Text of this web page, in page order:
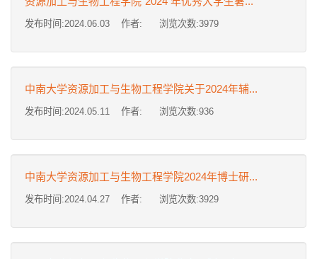
发布时间:2024.06.03 作者: 浏览次数:3979
中南大学资源加工与生物工程学院关于2024年辅...
发布时间:2024.05.11 作者: 浏览次数:936
中南大学资源加工与生物工程学院2024年博士研...
发布时间:2024.04.27 作者: 浏览次数:3929